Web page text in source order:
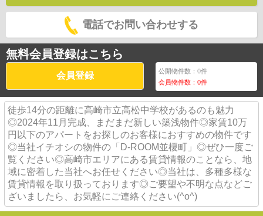
電話でお問い合わせする
無料会員登録はこちら
会員登録 公開物件数：0件
会員物件数：0件
徒歩14分の距離に高崎市立高松中学校があるのも魅力
◎2024年11月完成、まだまだ新しい築浅物件◎家賃10万
円以下のアパートをお探しのお客様におすすめの物件です
◎当社イチオシの物件の「D-ROOM並榎町」◎ぜひ一度ご
覧ください◎高崎市エリアにある賃貸情報のことなら、地
域に密着した当社へお任せください◎当社は、多種多様な
賃貸情報を取り扱っております◎ご要望や不明な点などご
ざいましたら、お気軽にご連絡ください(^o^)